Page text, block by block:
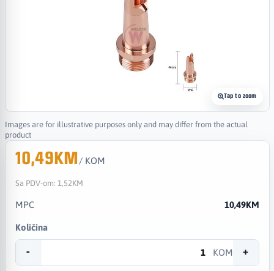
Tap to zoom
Images are for illustrative purposes only and may differ from the actual
product
10,49KM / KOM
Sa PDV-om: 1,52KM
MPC 10,49KM
Količina
- KOM +